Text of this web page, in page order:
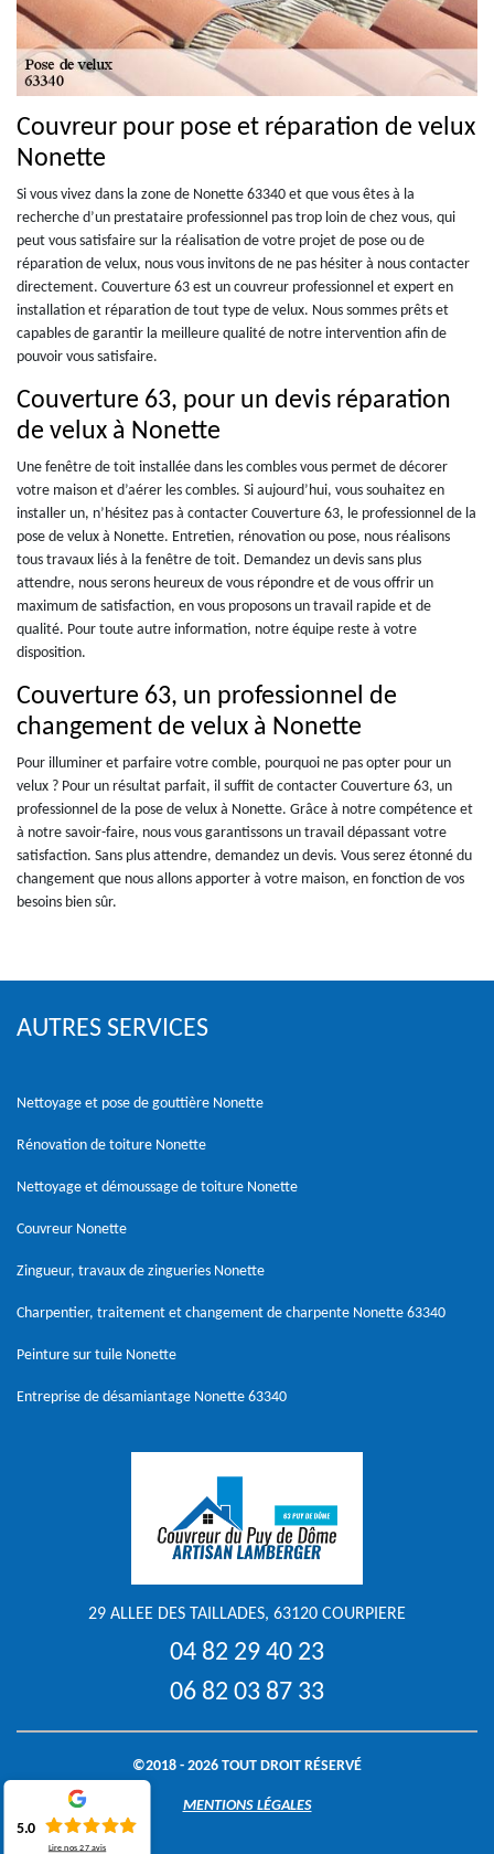
Couvreur pour pose et réparation de velux
Nonette
Si vous vivez dans la zone de Nonette 63340 et que vous êtes à la
recherche d’un prestataire professionnel pas trop loin de chez vous, qui
peut vous satisfaire sur la réalisation de votre projet de pose ou de
réparation de velux, nous vous invitons de ne pas hésiter à nous contacter
directement. Couverture 63 est un couvreur professionnel et expert en
installation et réparation de tout type de velux. Nous sommes prêts et
capables de garantir la meilleure qualité de notre intervention afin de
pouvoir vous satisfaire.
Couverture 63, pour un devis réparation
de velux à Nonette
Une fenêtre de toit installée dans les combles vous permet de décorer
votre maison et d’aérer les combles. Si aujourd’hui, vous souhaitez en
installer un, n’hésitez pas à contacter Couverture 63, le professionnel de la
pose de velux à Nonette. Entretien, rénovation ou pose, nous réalisons
tous travaux liés à la fenêtre de toit. Demandez un devis sans plus
attendre, nous serons heureux de vous répondre et de vous offrir un
maximum de satisfaction, en vous proposons un travail rapide et de
qualité. Pour toute autre information, notre équipe reste à votre
disposition.
Couverture 63, un professionnel de
changement de velux à Nonette
Pour illuminer et parfaire votre comble, pourquoi ne pas opter pour un
velux ? Pour un résultat parfait, il suffit de contacter Couverture 63, un
professionnel de la pose de velux à Nonette. Grâce à notre compétence et
à notre savoir-faire, nous vous garantissons un travail dépassant votre
satisfaction. Sans plus attendre, demandez un devis. Vous serez étonné du
changement que nous allons apporter à votre maison, en fonction de vos
besoins bien sûr.
AUTRES SERVICES
Nettoyage et pose de gouttière Nonette
Rénovation de toiture Nonette
Nettoyage et démoussage de toiture Nonette
Couvreur Nonette
Zingueur, travaux de zingueries Nonette
Charpentier, traitement et changement de charpente Nonette 63340
Peinture sur tuile Nonette
Entreprise de désamiantage Nonette 63340
29 ALLEE DES TAILLADES, 63120 COURPIERE
04 82 29 40 23
06 82 03 87 33
©2018 - 2026 TOUT DROIT RÉSERVÉ
MENTIONS LÉGALES
5.0
Lire nos27 avis